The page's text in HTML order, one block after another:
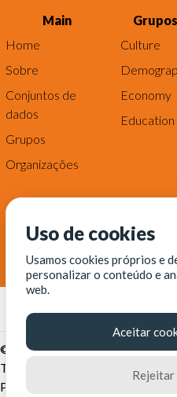
Main
Home
Sobre
Conjuntos de
dados
Grupos
Organizações
Grupos
Culture
Economy
Education
© Fortaleza Digital || CITINOVA
Tecnologia e Inovação de
Praia de Iracema - Fortaleza-CE
Uso de cookies
Usamos cookies próprios e
personalizar o conteúdo e
web.
Aceitar
Rejeitar